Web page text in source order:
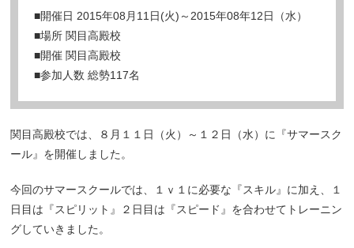
■開催日 2015年08月11日(火)～2015年08年12日（水）
■場所 関目高殿校
■開催 関目高殿校
■参加人数 総勢117名
関目高殿校では、８月１１日（火）～１２日（水）に『サマースク
ール』を開催しました。
今回のサマースクールでは、１ｖ１に必要な『スキル』に加え、１
日目は『スピリット』２日目は『スピード』を合わせてトレーニン
グしていきました。